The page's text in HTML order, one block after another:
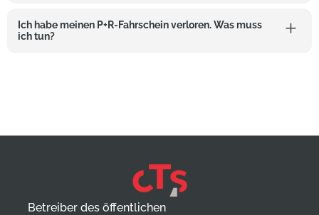
Ich habe meinen P+R-Fahrschein verloren. Was muss
ich tun?
Betreiber des öffentlichen